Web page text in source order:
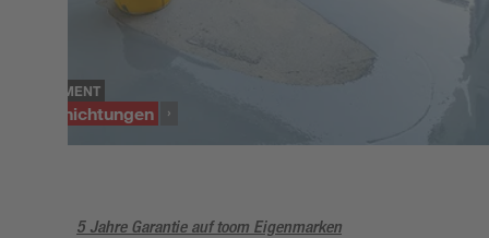
SORTIMENT
Beschichtungen
5 Jahre Garantie auf toom Eigenmarken